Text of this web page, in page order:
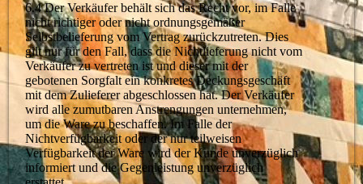
6.4 Der Verkäufer behält sich das Recht vor, im Falle
nicht richtiger oder nicht ordnungsgemäßer
Selbstbelieferung vom Vertrag zurückzutreten. Dies
gilt nur für den Fall, dass die Nichtlieferung nicht vom
Verkäufer zu vertreten ist und dieser mit der
gebotenen Sorgfalt ein konkretes Deckungsgeschäft
mit dem Zulieferer abgeschlossen hat. Der Verkäufer
wird alle zumutbaren Anstrengungen unternehmen,
um die Ware zu beschaffen. Im Falle der
Nichtverfügbarkeit oder der nur teilweisen
Verfügbarkeit der Ware wird der Kunde unverzüglich
informiert und die Gegenleistung unverzüglich